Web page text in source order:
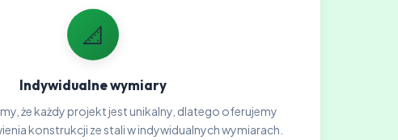
📐
Indywidualne wymiary
że każdy projekt jest unikalny, dlatego oferujemy
konstrukcji ze stali w indywidualnych wymiarach.